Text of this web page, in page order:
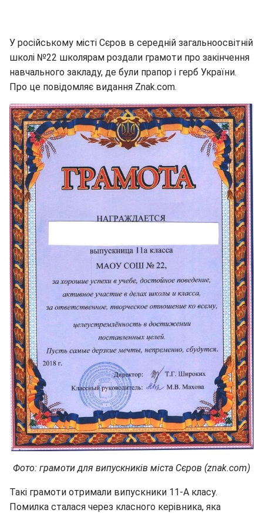
У російському місті Сєров в середній загальноосвітній
школі №22 школярам роздали грамоти про закінчення
навчального закладу, де були прапор і герб України.
Про це повідомляє видання Znak.com.
Фото: грамоти для випускників міста Сєров (znak.com)
Такі грамоти отримали випускники 11-А класу.
Помилка сталася через класного керівника, яка